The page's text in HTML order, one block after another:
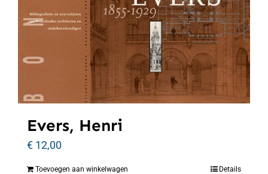
Evers, Henri
€ 12,00
Toevoegen aan winkelwagen Details